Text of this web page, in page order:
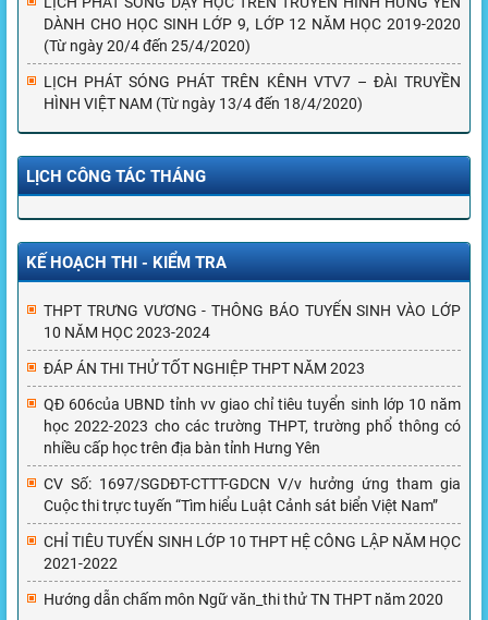
DÀNH CHO HỌC SINH LỚP 9, LỚP 12 NĂM HỌC 2019-2020
(Từ ngày 20/4 đến 25/4/2020)
LỊCH PHÁT SÓNG PHÁT TRÊN KÊNH VTV7 – ĐÀI TRUYỀN
HÌNH VIỆT NAM (Từ ngày 13/4 đến 18/4/2020)
LỊCH CÔNG TÁC THÁNG
KẾ HOẠCH THI - KIỂM TRA
THPT TRƯNG VƯƠNG - THÔNG BÁO TUYỂN SINH VÀO LỚP
10 NĂM HỌC 2023-2024
ĐÁP ÁN THI THỬ TỐT NGHIỆP THPT NĂM 2023
QĐ 606của UBND tỉnh vv giao chỉ tiêu tuyển sinh lớp 10 năm
học 2022-2023 cho các trường THPT, trường phổ thông có
nhiều cấp học trên địa bàn tỉnh Hưng Yên
CV Số: 1697/SGDĐT-CTTT-GDCN V/v hưởng ứng tham gia
Cuộc thi trực tuyến “Tìm hiểu Luật Cảnh sát biển Việt Nam”
CHỈ TIÊU TUYỂN SINH LỚP 10 THPT HỆ CÔNG LẬP NĂM HỌC
2021-2022
Hướng dẫn chấm môn Ngữ văn_thi thử TN THPT năm 2020